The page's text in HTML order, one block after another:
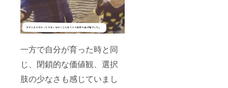
一方で自分が育った時と同
じ、閉鎖的な価値観、選択
肢の少なさも感じていまし